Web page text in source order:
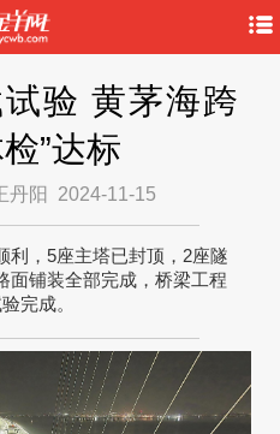
验 黄茅海跨
”达标
丹阳 2024-11-15
利，5座主塔已封顶，2座隧
面铺装全部完成，桥梁工程
完成。